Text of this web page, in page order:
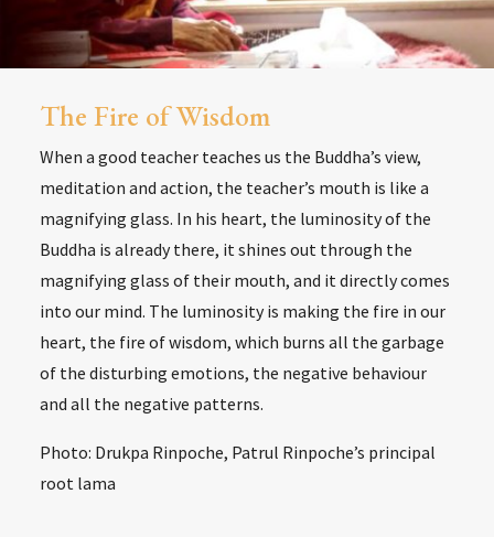
The Fire of Wisdom
When a good teacher teaches us the Buddha’s view,
meditation and action, the teacher’s mouth is like a
magnifying glass. In his heart, the luminosity of the
Buddha is already there, it shines out through the
magnifying glass of their mouth, and it directly comes
into our mind. The luminosity is making the fire in our
heart, the fire of wisdom, which burns all the garbage
of the disturbing emotions, the negative behaviour
and all the negative patterns.
Photo: Drukpa Rinpoche, Patrul Rinpoche’s principal
root lama